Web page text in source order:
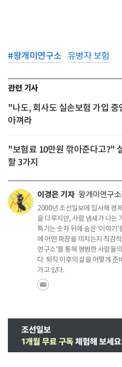
#왕개미연구소 유병자 보험
관련 기사
"나도, 회사도 실손보험 가입
아껴라
"보험료 10만원 깎아준다고?"
할 3가지
이경은 기자 왕개미연구
2000년 조선일보에 입사해 경
을 다루지만, 사람 냄새가 나는
특기는 숫자 뒤에 숨은 ‘이야기
에 어떤 파장을 미치는지 직감
연구소’를 통해 평범한 사람들
다. 퇴직 이후의 삶을 어떻게 준
가고 있다.